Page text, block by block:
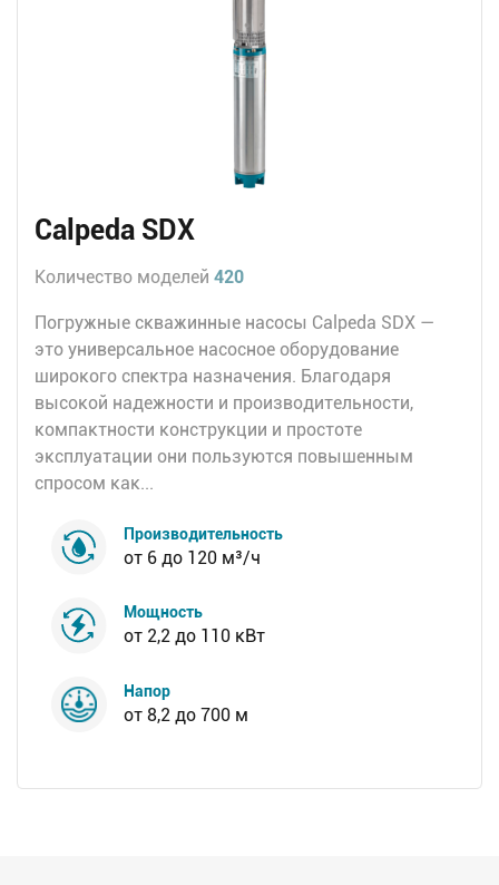
Calpeda SDX
Количество моделей 420
Погружные скважинные насосы Calpeda SDX —
это универсальное насосное оборудование
широкого спектра назначения. Благодаря
высокой надежности и производительности,
компактности конструкции и простоте
эксплуатации они пользуются повышенным
спросом как...
Производительность
от 6 до 120 м³/ч
Мощность
от 2,2 до 110 кВт
Напор
от 8,2 до 700 м